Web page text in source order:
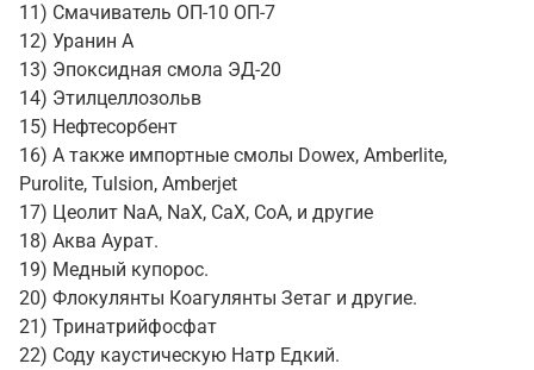
11) Смачиватель ОП-10 ОП-7
12) Уранин А
13) Эпоксидная смола ЭД-20
14) Этилцеллозольв
15) Нефтесорбент
16) А также импортные смолы Dowex, Amberlite,
Purolite, Tulsion, Amberjet
17) Цеолит NaA, NaX, CaX, CoA, и другие
18) Аква Аурат.
19) Медный купорос.
20) Флокулянты Коагулянты Зетаг и другие.
21) Тринатрийфосфат
22) Соду каустическую Натр Едкий.